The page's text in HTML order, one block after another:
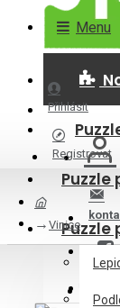
Menu
Puzzle
Puzzle
Přihlásit
Registrovat
Vinice